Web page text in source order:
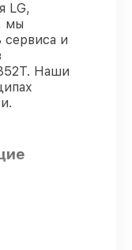
LG,
мы
сервиса и
Наши